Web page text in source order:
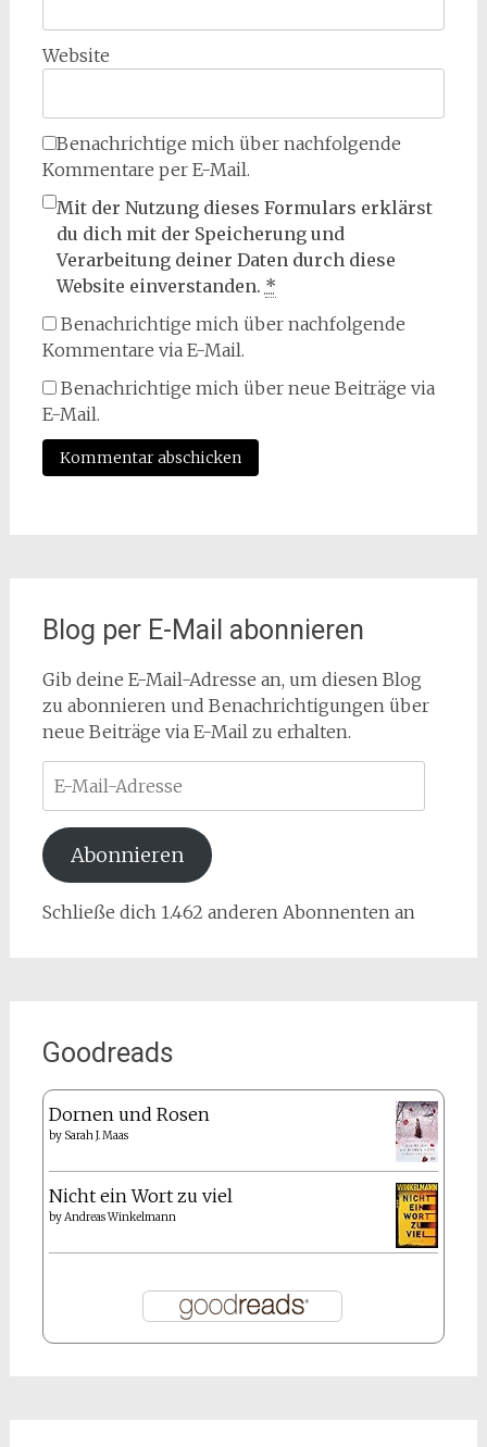
Website
Benachrichtige mich über nachfolgende
Kommentare per E-Mail.
Mit der Nutzung dieses Formulars erklärst
du dich mit der Speicherung und
Verarbeitung deiner Daten durch diese
Website einverstanden. *
Benachrichtige mich über nachfolgende
Kommentare via E-Mail.
Benachrichtige mich über neue Beiträge via
E-Mail.
Blog per E-Mail abonnieren
Gib deine E-Mail-Adresse an, um diesen Blog
zu abonnieren und Benachrichtigungen über
neue Beiträge via E-Mail zu erhalten.
Mail-
Adresse
Abonnieren
Schließe dich 1.462 anderen Abonnenten an
Goodreads
Dornen und Rosen
by Sarah J. Maas
Nicht ein Wort zu viel
byAndreas Winkelmann